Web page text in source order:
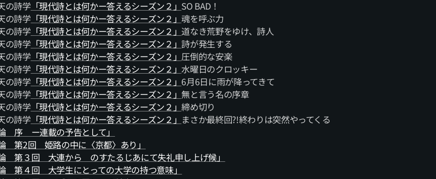
の詩学「現代詩とは何かー答えるシーズン２」 SO BAD！
の詩学「現代詩とは何かー答えるシーズン２」魂を呼ぶ力
の詩学「現代詩とは何かー答えるシーズン２」 道なき荒野をゆけ、詩人
の詩学「現代詩とは何かー答えるシーズン２」詩が発生する
の詩学「現代詩とは何かー答えるシーズン２」 圧倒的な安楽
の詩学「現代詩とは何かー答えるシーズン２」水曜日のクロッキー
の詩学「現代詩とは何かー答えるシーズン２」 6月6日に雨が降ってきて
の詩学「現代詩とは何かー答えるシーズン２」 無と言う名の序章
の詩学「現代詩とは何かー答えるシーズン２」締め切り
の詩学「現代詩とは何かー答えるシーズン２」 まさか最終回?!終わりは突然やってくる
論 序 ー連載の予告として」
論 第2回 姫路の中に〈京都〉あり」
論 第３回 大連から のすたるじあにて失礼申し上げ候」
論 第４回 大学生にとっての大学の持つ意味」